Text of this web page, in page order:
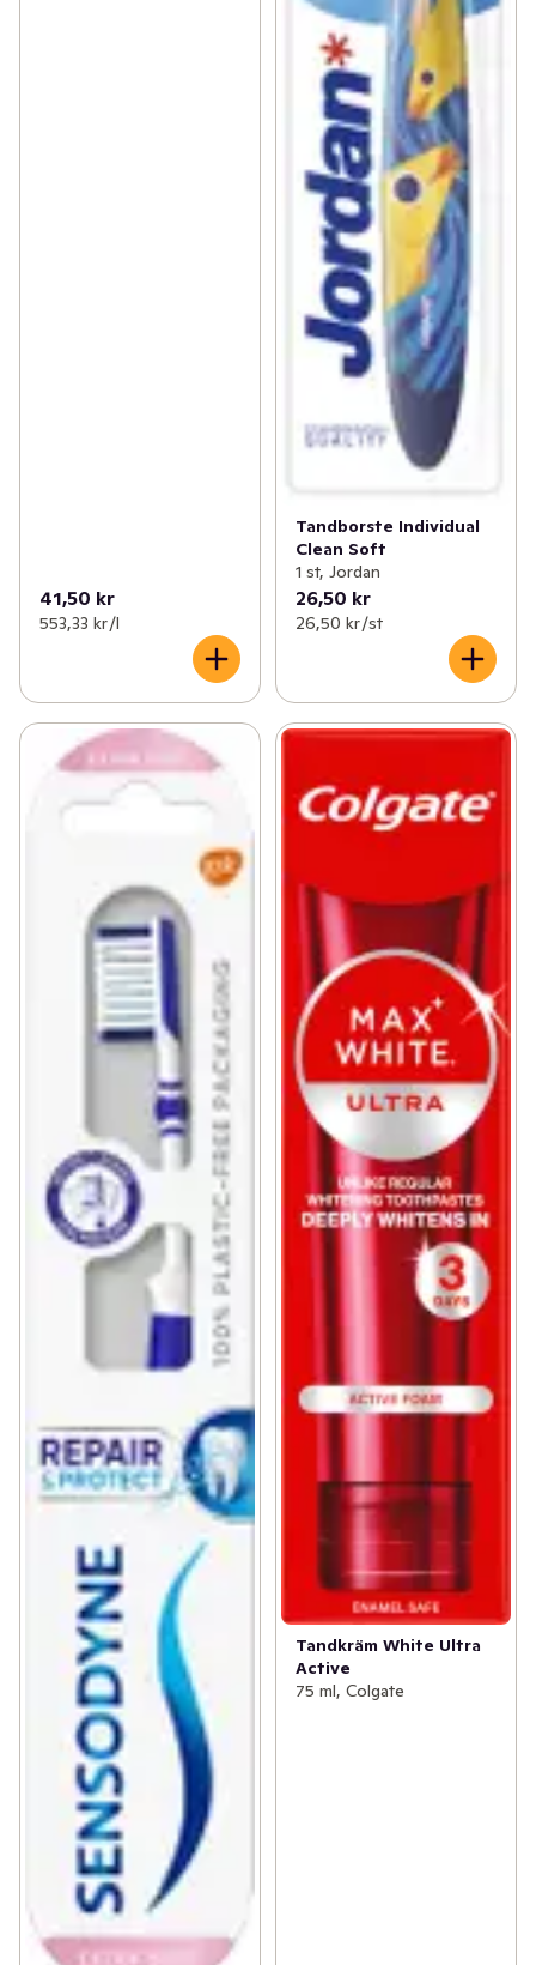
41,50 kr
553,33 kr /l
Tandborste Individual
Clean Soft
1 st, Jordan
26,50 kr
26,50 kr /st
Tandkräm White Ultra
Active
75 ml, Colgate